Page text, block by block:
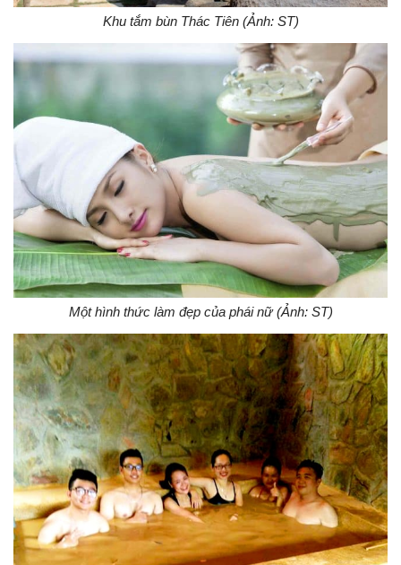
Khu tắm bùn Thác Tiên (Ảnh: ST)
Một hình thức làm đẹp của phái nữ (Ảnh: ST)